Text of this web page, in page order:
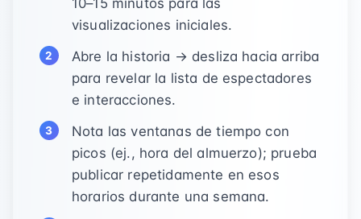
10–15 minutos para las
visualizaciones iniciales.
Abre la historia → desliza hacia arriba
para revelar la lista de espectadores
e interacciones.
Nota las ventanas de tiempo con
picos (ej., hora del almuerzo); prueba
publicar repetidamente en esos
horarios durante una semana.